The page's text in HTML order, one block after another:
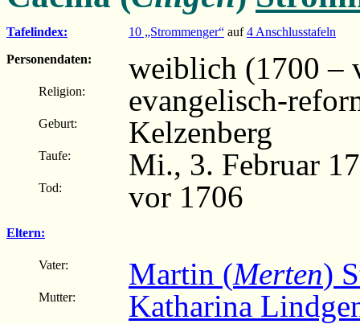
Tafelindex: 10 „Strommenger“ auf4 Anschlusstafeln
Personendaten:
weiblich (1700 –
Religion: evangelisch-
Geburt: Kelzenberg
Taufe: Mi., 3. Februar
Tod: vor 1706
Eltern:
Vater: Martin (Merten)
Mutter:
Katharina